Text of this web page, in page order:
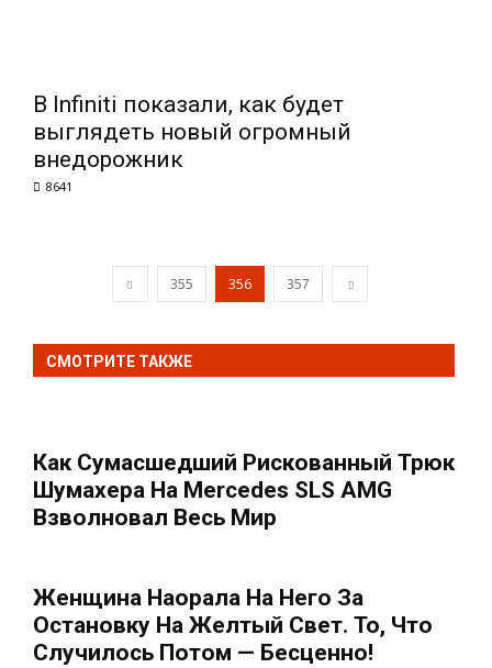
В Infiniti показали, как будет
выглядеть новый огромный
внедорожник
8641
355 356 357
СМОТРИТЕ ТАКЖЕ
Как Сумасшедший Рискованный Трюк
Шумахера На Mercedes SLS AMG
Взволновал Весь Мир
Женщина Наорала На Него За
Остановку На Желтый Свет. То, Что
Случилось Потом — Бесценно!